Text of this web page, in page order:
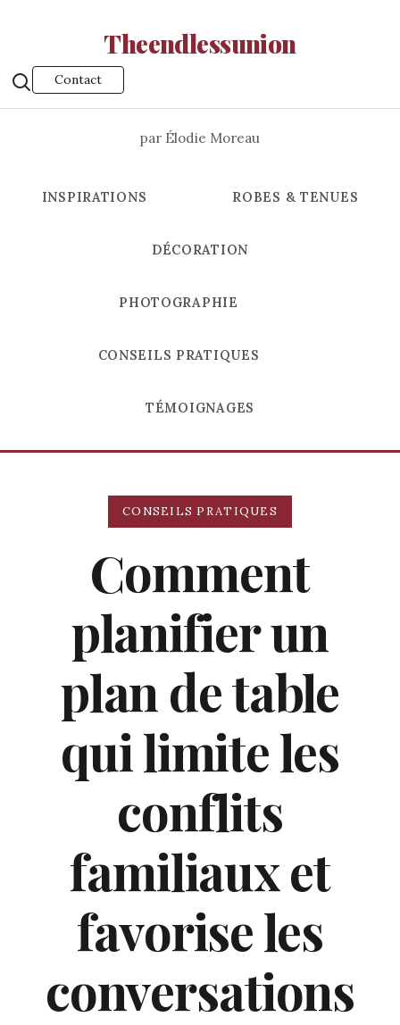
Theendlessunion
Contact
par Élodie Moreau
INSPIRATIONS ROBES & TENUES
DÉCORATION
PHOTOGRAPHIE
CONSEILS PRATIQUES
TÉMOIGNAGES
CONSEILS PRATIQUES
Comment
planifier un
plan de table
qui limite les
conflits
familiaux et
favorise les
conversations